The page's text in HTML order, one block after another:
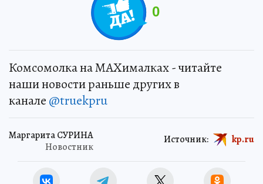
0
Комсомолка на MAXималках - читайте
наши новости раньше других в
канале @truekpru
Маргарита СУРИНА
Новостник
Источник: kp.ru